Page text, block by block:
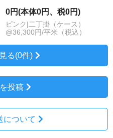
0円(本体0円、税0円)
ピンク|二丁掛（ケース）
@36,300円/平米（税込）
る(0件)
投稿
について